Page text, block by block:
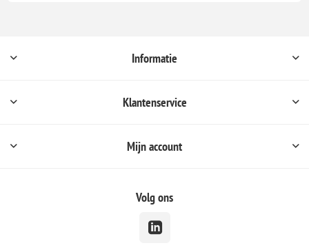
Informatie
Klantenservice
Mijn account
Volg ons